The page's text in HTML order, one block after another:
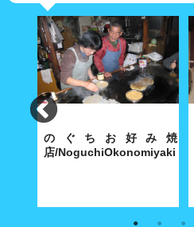
のぐちお好み焼
店/NoguchiOkonomiyaki
のぐちのお好み焼きは、漁師町